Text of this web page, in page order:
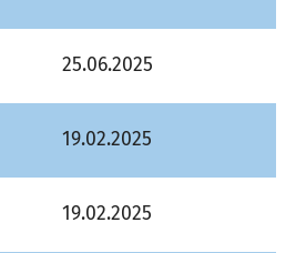
25.06.2025
19.02.2025
19.02.2025